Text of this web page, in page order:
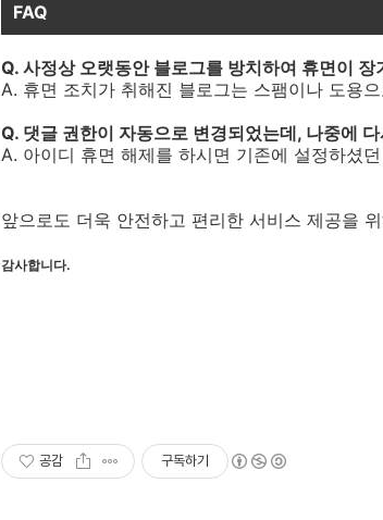
FAQ
Q. 사정상 오랫동안 블로그를 방치하여 휴면이
A. 휴면 조치가 취해진 블로그는 스팸이나 도용
Q. 댓글 권한이 자동으로 변경되었는데, 나중에
A. 아이디 휴면 해제를 하시면 기존에 설정하셨
앞으로도 더욱 안전하고 편리한 서비스 제공을
감사합니다.
공감 구독하기